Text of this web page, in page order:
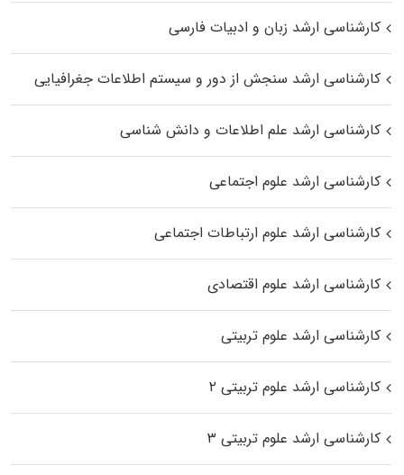
کارشناسی ارشد زبان و ادبیات فارسی
کارشناسی ارشد سنجش از دور و سیستم اطلاعات جغرافیایی
کارشناسی ارشد علم اطلاعات و دانش شناسی
کارشناسی ارشد علوم اجتماعی
کارشناسی ارشد علوم ارتباطات اجتماعی
کارشناسی ارشد علوم اقتصادی
کارشناسی ارشد علوم تربیتی
کارشناسی ارشد علوم تربیتی ۲
کارشناسی ارشد علوم تربیتی ۳